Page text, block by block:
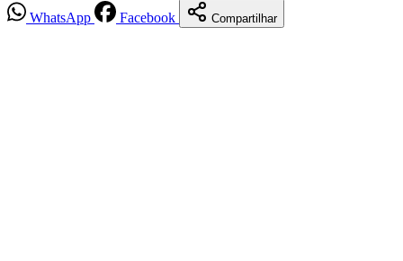
WhatsApp Facebook Compartilhar